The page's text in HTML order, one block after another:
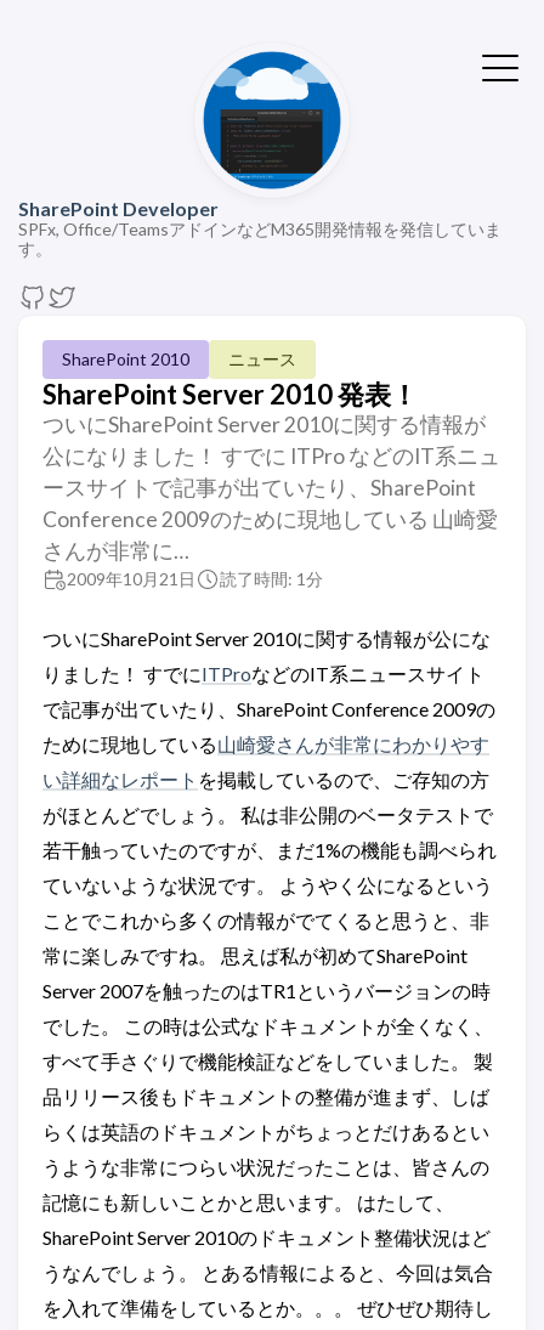
SharePoint Developer
SPFx, Office/TeamsアドインなどM365開発情報を発信していま
す。
SharePoint 2010 ニュース
SharePoint Server 2010 発表！
ついにSharePoint Server 2010に関する情報が
公になりました！ すでに ITPro などのIT系ニュ
ースサイトで記事が出ていたり、SharePoint
Conference 2009のために現地している 山崎愛
さんが非常に…
2009年10月21日 読了時間: 1分
ついにSharePoint Server 2010に関する情報が公にな
りました！ すでにITProなどのIT系ニュースサイト
で記事が出ていたり、SharePoint Conference 2009の
ために現地している山崎愛さんが非常にわかりやす
い詳細なレポート を掲載しているので、ご存知の方
がほとんどでしょう。 私は非公開のベータテストで
若干触っていたのですが、まだ1%の機能も調べられ
ていないような状況です。 ようやく公になるという
ことでこれから多くの情報がでてくると思うと、非
常に楽しみですね。 思えば私が初めてSharePoint
Server 2007を触ったのはTR1というバージョンの時
でした。 この時は公式なドキュメントが全くなく、
すべて手さぐりで機能検証などをしていました。 製
品リリース後もドキュメントの整備が進まず、しば
らくは英語のドキュメントがちょっとだけあるとい
うような非常につらい状況だったことは、皆さんの
記憶にも新しいことかと思います。 はたして、
SharePoint Server 2010のドキュメント整備状況はど
うなんでしょう。 とある情報によると、今回は気合
を入れて準備をしているとか。。。 ぜひぜひ期待し